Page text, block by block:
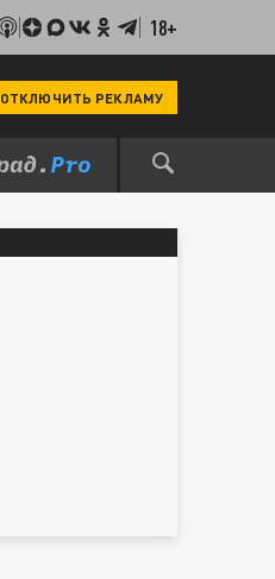
18+
ОТКЛЮЧИТЬ РЕКЛАМУ